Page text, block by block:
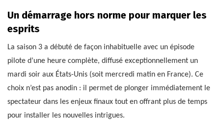
Un démarrage hors norme pour marquer les
esprits
La saison 3 a débuté de façon inhabituelle avec un épisode
pilote d’une heure complète, diffusé exceptionnellement un
mardi soir aux États-Unis (soit mercredi matin en France). Ce
choix n’est pas anodin : il permet de plonger immédiatement le
spectateur dans les enjeux finaux tout en offrant plus de temps
pour installer les nouvelles intrigues.